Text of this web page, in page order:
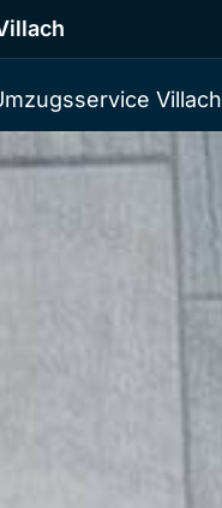
Villach